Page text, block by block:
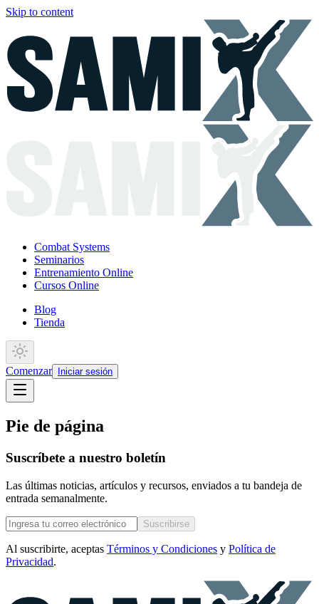
Skip to content
Combat Systems
Seminarios
Entrenamiento Online
Cursos Online
Blog
Tienda
Comenzar Iniciar sesión
Pie de página
Suscríbete a nuestro boletín
Las últimas noticias, artículos y recursos, enviados a tu bandeja de
entrada semanalmente.
Suscribirse
Al suscribirte, aceptas Términos y Condiciones y Política de
Privacidad.